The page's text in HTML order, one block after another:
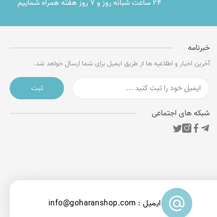
۲۴ ساعت شبانه روز و ۷ روز هفته همراه شماییم
خبرنامه
آخرین اخبار و اطلاعیه ها از طریق ایمیل برای شما ارسال خواهد شد.
ثبت
شبکه های اجتماعی
ایمیل : info@goharanshop.com